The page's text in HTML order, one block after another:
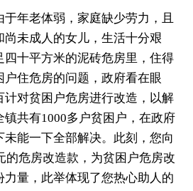
年老体弱，家庭缺少劳力，且
未成人的女儿，生活十分艰
四十平方米的泥砖危房里，住得
住危房的问题，政府看在眼
计对贫困户危房进行改造，以解
共有1000多户贫困户，在政府
能一下全部解决。此刻，您向
的危房改造款，为贫困户危房改
量，此举体现了您热心助人的